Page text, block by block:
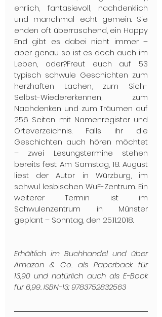
ehrlich, fantasievoll, nachdenklich
und manchmal echt gemein. Sie
enden oft überraschend, ein Happy
End gibt es dabei nicht immer –
aber genau so ist es doch auch im
Leben, oder?Freut euch auf 53
typisch schwule Geschichten zum
herzhaften Lachen, zum Sich-
Selbst-Wiedererkennen, zum
Nachdenken und zum Träumen auf
256 Seiten mit Namenregister und
Orteverzeichnis. Falls ihr die
Geschichten auch hören möchtet
– zwei Lesungstermine stehen
bereits fest. Am Samstag, 18. August
liest der Autor in Würzburg, im
schwul lesbischen WuF-Zentrum. Ein
weiterer Termin ist im
Schwulenzentrum in Münster
geplant – Sonntag, den 25.11.2018.
Erhältlich im Buchhandel und über
Amazon & Co. als Paperback für
13,90 und natürlich auch als E-Book
für 6,99. ISBN-13: 9783752832563